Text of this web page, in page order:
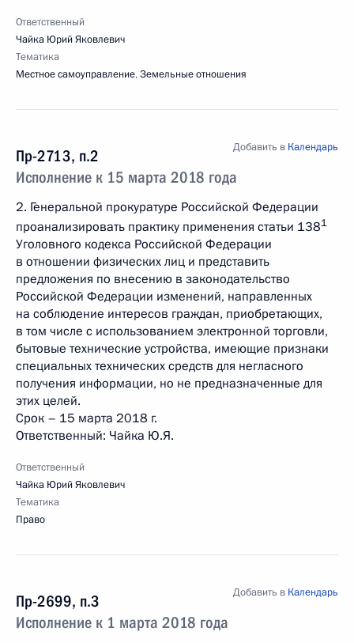
Ответственный
Чайка Юрий Яковлевич
Тематика
Местное самоуправление,Земельные отношения
Пр-2713, п.2
Исполнение к 15 марта 2018 года
Добавить в Календарь
2. Генеральной прокуратуре Российской Федерации
проанализировать практику применения статьи 1381
Уголовного кодекса Российской Федерации
в отношении физических лиц и представить
предложения по внесению в законодательство
Российской Федерации изменений, направленных
на соблюдение интересов граждан, приобретающих,
в том числе с использованием электронной торговли,
бытовые технические устройства, имеющие признаки
специальных технических средств для негласного
получения информации, но не предназначенные для
этих целей.
Срок – 15 марта 2018 г.
Ответственный: Чайка Ю.Я.
Ответственный
Чайка Юрий Яковлевич
Тематика
Право
Пр-2699, п.3
Исполнение к 1 марта 2018 года
Добавить в Календарь